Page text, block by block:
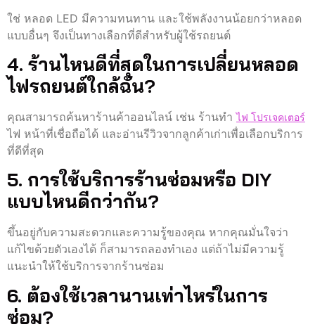
ใช่ หลอด LED มีความทนทาน และใช้พลังงานน้อยกว่าหลอด
แบบอื่นๆ จึงเป็นทางเลือกที่ดีสำหรับผู้ใช้รถยนต์
4. ร้านไหนดีที่สุดในการเปลี่ยนหลอด
ไฟรถยนต์ใกล้ฉัน?
คุณสามารถค้นหาร้านค้าออนไลน์ เช่น ร้านทําไฟ โปรเจคเตอร์
ไฟ หน้าที่เชื่อถือได้ และอ่านรีวิวจากลูกค้าเก่าเพื่อเลือกบริการ
ที่ดีที่สุด
5. การใช้บริการร้านซ่อมหรือ DIY
แบบไหนดีกว่ากัน?
ขึ้นอยู่กับความสะดวกและความรู้ของคุณ หากคุณมั่นใจว่า
แก้ไขด้วยตัวเองได้ ก็สามารถลองทำเอง แต่ถ้าไม่มีความรู้
แนะนำให้ใช้บริการจากร้านซ่อม
6. ต้องใช้เวลานานเท่าไหร่ในการ
ซ่อม?